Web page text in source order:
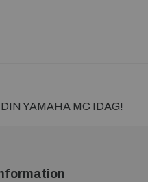
YAMAHA MC IDAG!